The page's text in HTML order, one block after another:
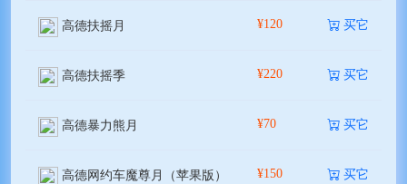
高德扶摇月 ¥120 买它
高德扶摇季 ¥220 买它
高德暴力熊月 ¥70 买它
高德网约车魔尊月（苹果版） ¥150 买它